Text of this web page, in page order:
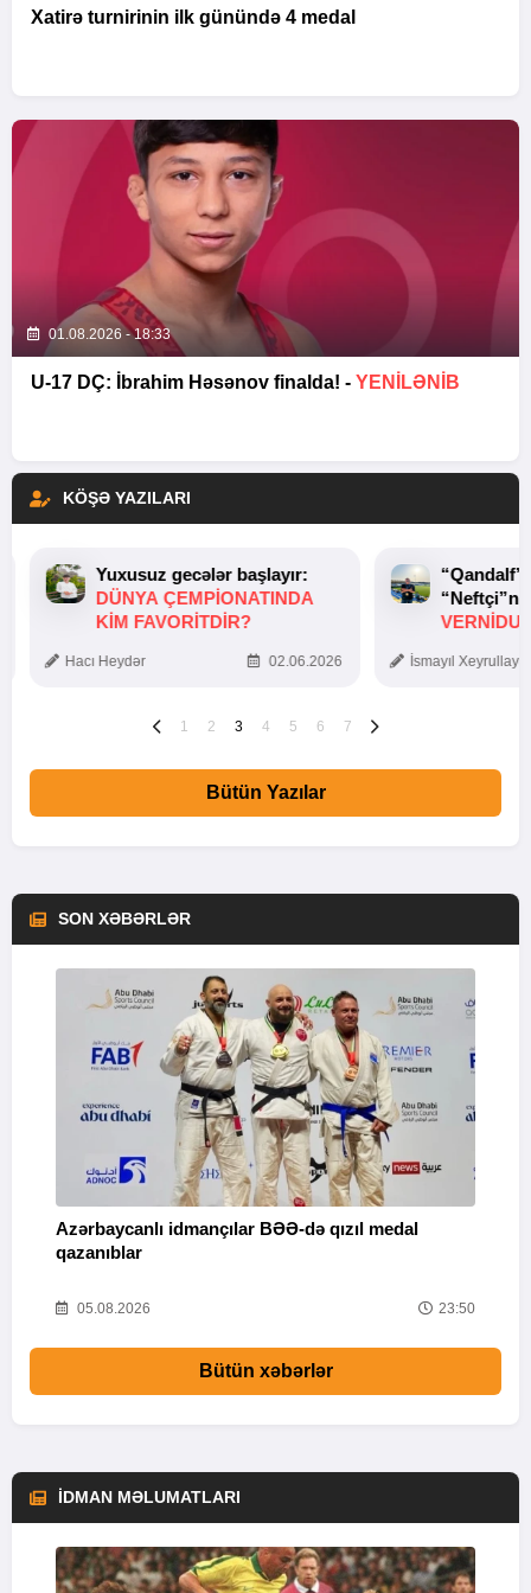
Xatirə turnirinin ilk günündə 4 medal
01.08.2026 - 18:33
U-17 DÇ: İbrahim Həsənov finalda! - YENİLƏNİB
KÖŞƏ YAZILARI
Yuxusuz gecələr başlayır:
DÜNYA ÇEMPIONATINDA
KIM FAVORITDIR?
Hacı Heydər 02.06.2026 İsmayıl
1 2 3 4 5 6 7
Bütün Yazılar
SON XƏBƏRLƏR
Azərbaycanlı idmançılar BƏƏ-də qızıl medal
qazanıblar
05.08.2026 23:50
Bütün xəbərlər
İDMAN MƏLUMATLARI